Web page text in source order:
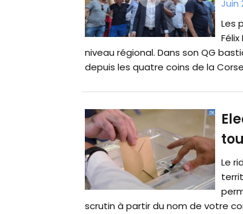
Juin
Les
niveau régional. Dans son QG
depuis les quatre coins de la
Le
scrutin à partir du nom de votre